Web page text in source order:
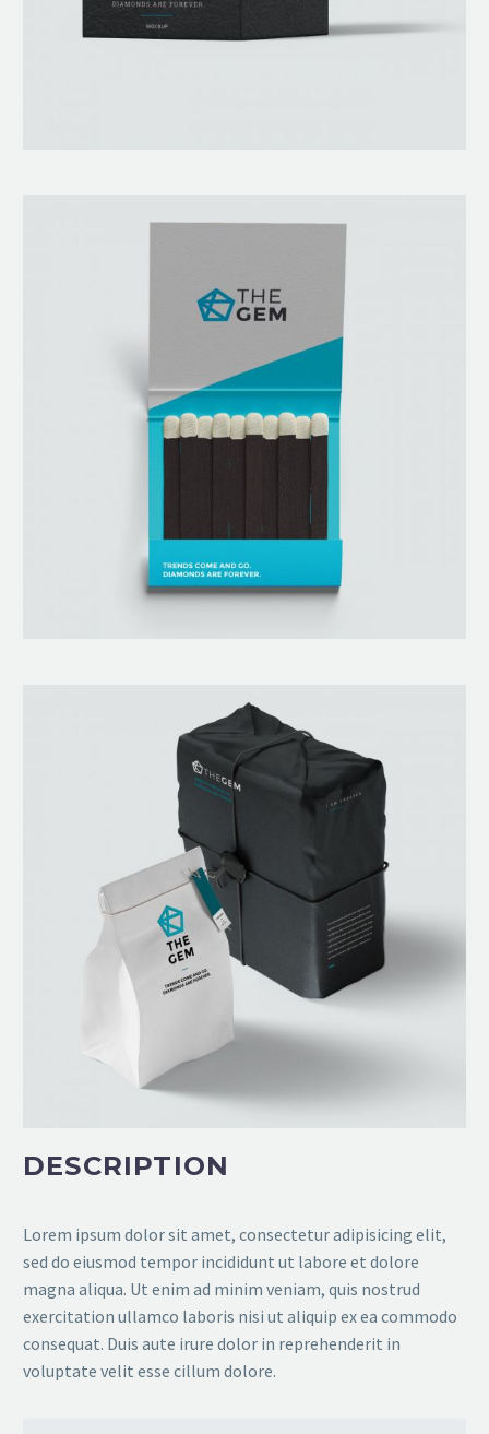
DESCRIPTION
Lorem ipsum dolor sit amet, consectetur adipisicing elit,
sed do eiusmod tempor incididunt ut labore et dolore
magna aliqua. Ut enim ad minim veniam, quis nostrud
exercitation ullamco laboris nisi ut aliquip ex ea commodo
consequat. Duis aute irure dolor in reprehenderit in
voluptate velit esse cillum dolore.